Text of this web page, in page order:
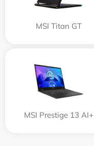
MSI Titan GT
MSI Prestige 13 AI+